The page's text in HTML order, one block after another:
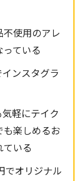
使用のアレ
ている
ンスタグラ
軽にテイク
楽しめるお
いる
でオリジナル